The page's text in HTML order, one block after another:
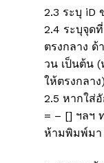
2.3 ระบุ iD
2.4 ระบุจุด
ตรงกลาง
วน เป็นต้น
ให้ตรงกลาง)
2.5 หากใส่
= – [] ฯลฯ
ห้ามพิมพ์มา